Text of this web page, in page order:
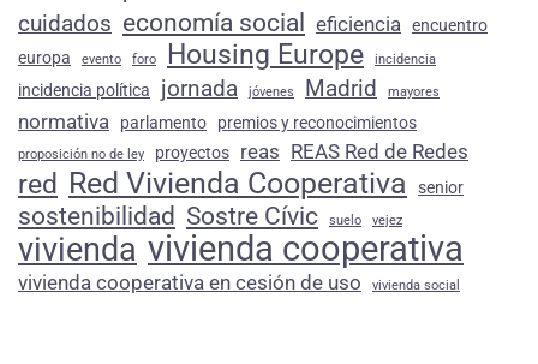
cuidados economía social eficiencia encuentro
europa
evento foro Housing Europe incidencia
incidencia política jornada jóvenes Madrid mayores
normativa parlamento premios y reconocimientos
proposición no de ley proyectos reas REAS Red de Redes
red Red Vivienda Cooperativa senior
sostenibilidad Sostre Cívic suelo vejez
vivienda vivienda cooperativa
vivienda cooperativa en cesión de uso vivienda social